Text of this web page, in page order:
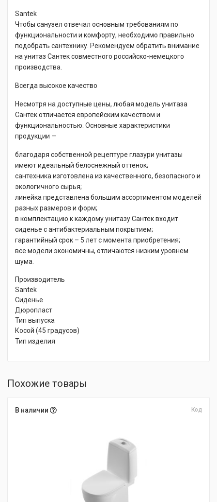
Santek
Чтобы санузел отвечал основным требованиям по
функциональности и комфорту, необходимо правильно
подобрать сантехнику. Рекомендуем обратить внимание
на унитаз Сантек совместного российско-немецкого
производства.
Всегда высокое качество
Несмотря на доступные цены, любая модель унитаза
Сантек отличается европейским качеством и
функциональностью. Основные характеристики
продукции —
благодаря собственной рецептуре глазури унитазы
имеют идеальный белоснежный оттенок;
сантехника изготовлена из качественного, безопасного и
экологичного сырья;
линейка представлена большим ассортиментом моделей
разных размеров и форм;
в комплектацию к каждому унитазу Сантек входит
сиденье с антибактериальным покрытием;
гарантийный срок – 5 лет с момента приобретения;
все модели экономичны, отличаются низким уровнем
шума.
Производитель
Santek
Сиденье
Дюропласт
Тип выпуска
Косой (45 градусов)
Тип изделия
Похожие товары
В наличии Код